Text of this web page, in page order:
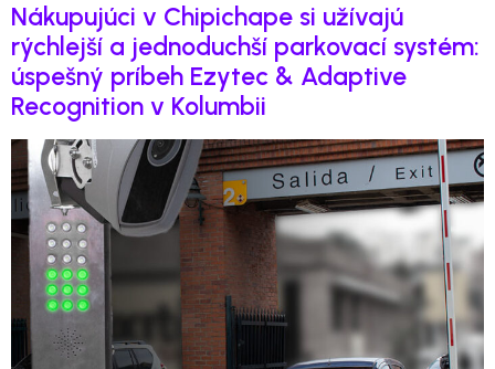
Nákupujúci v Chipichape si užívajú
rýchlejší a jednoduchší parkovací systém:
úspešný príbeh Ezytec & Adaptive
Recognition v Kolumbii